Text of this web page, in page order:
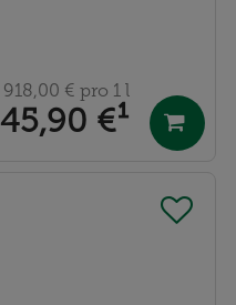
45,90 €¹
918,00 € pro 1 l